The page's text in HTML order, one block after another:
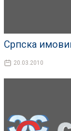
Српска
20.03.2010